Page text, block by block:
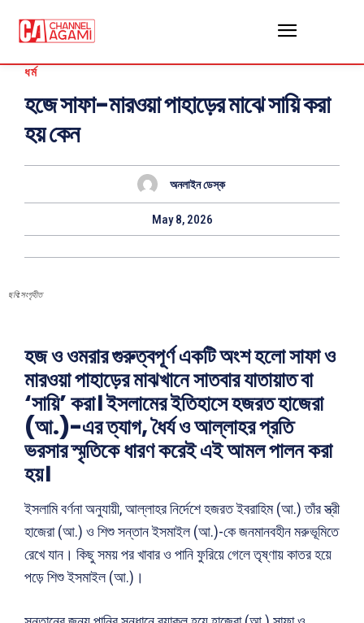
ধর্ম
হজে সাফা-মারওয়া পাহাড়ের মাঝে সায়ি করা
হয় কেন
অনলাইন ডেস্ক
May 8, 2026
ছবি:সংগৃহীত
হজ ও ওমরার গুরুত্বপূর্ণ একটি অংশ হলো সাফা ও
মারওয়া পাহাড়ের মাঝখানে সাতবার যাতায়াত বা
‘সায়ি’ করা। ইসলামের ইতিহাসে হজরত হাজেরা
(আ.)-এর ত্যাগ, ধৈর্য ও আল্লাহর প্রতি
ভরসার স্মৃতিকে ধারণ করেই এই আমল পালন করা
হয়।
ইসলামি বর্ণনা অনুযায়ী, আল্লাহর নির্দেশে হজরত ইবরাহিম (আ.) তাঁর স্ত্রী
হাজেরা (আ.) ও শিশু সন্তান ইসমাইল (আ.)-কে জনমানবহীন মরুভূমিতে
রেখে যান। কিছু সময় পর খাবার ও পানি ফুরিয়ে গেলে তৃষ্ণায় কাতর হয়ে
পড়ে শিশু ইসমাইল (আ.)।